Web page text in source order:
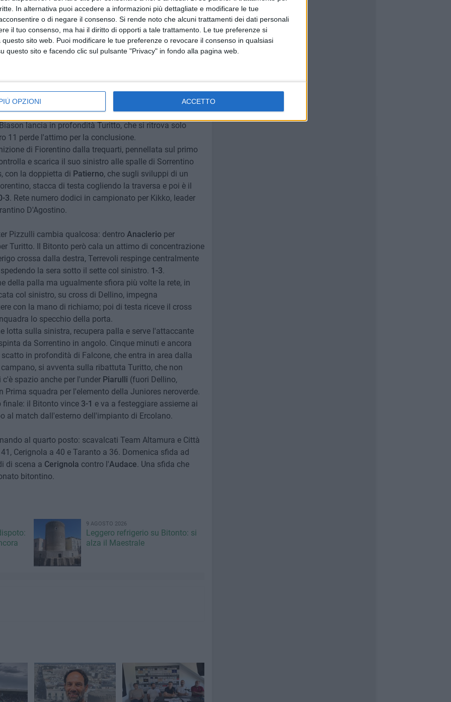
In alternativa puoi accedere a informazioni più dettagliate e modificare le tue
o di negare il consenso. Si rende noto che alcuni trattamenti dei dati personali
il tuo consenso, ma hai il diritto di opporti a tale trattamento. Le tue preferenze si
sito web. Puoi modificare le tue preferenze o revocare il consenso in qualsiasi
questo sito e facendo clic sul pulsante "Privacy" in fondo alla pagina web.
OPZIONI ACCETTO
fallo da dietro, in ritardo, ai danni di Turitto, poi poco
lontano ai danni di Patierno e secondo giallo. Doccia
uomini. E il Bitonto prova subito ad approfittare della
dalla sinistra crossa D'Angelo e sbuca sul
sicura di sinistro ma trova una deviazione di un
bandierina, ci prova Terrevoli da fuori con una
in corner. All'intervallo è 0-1 Bitonto.
in ghiaccio la partita: tirocross velenoso di
a metà tra la conclusione ed il servizio per
lancia in profondità Turitto, che si ritrova solo
11 perde l'attimo per la conclusione.
di Fiorentino dalla trequarti, pennellata sul primo
e scarica il suo sinistro alle spalle di Sorrentino
con la doppietta di Patierno, che sugli sviluppi di un
stacca di testa cogliendo la traversa e poi è il
3. Rete numero dodici in campionato per Kikko, leader
D'Agostino.
Pizzulli cambia qualcosa: dentro Anaclerioper
Turitto. Il Bitonto però cala un attimo di concentrazione
crossa dalla destra, Terrevoli respinge centralmente
la sera sotto il sette col sinistro. 1-3.
della palla ma ugualmente sfiora più volte la rete, in
col sinistro, su cross di Dellino, impegna
con la mano di richiamo; poi di testa riceve il cross
lo specchio della porta.
lotta sulla sinistra, recupera palla e serve l'attaccante
da Sorrentino in angolo. Cinque minuti e ancora
in profondità di Falcone, che entra in area dalla
si avventa sulla ribattuta Turitto, che non
spazio anche per l'under Piarulli (fuori Dellino,
squadra per l'elemento della Juniores neroverde.
finale: il Bitonto vince 3-1 e va a festeggiare assieme ai
al match dall'esterno dell'impianto di Ercolano.
al quarto posto: scavalcati Team Altamura e Città
Cerignola a 40 e Taranto a 36. Domenica sfida ad
di scena a Cerignola contro l'Audace. Una sfida che
bitontino.
9 AGOSTO 2026
Leggero refrigerio su Bitonto: si
alza il Maestrale